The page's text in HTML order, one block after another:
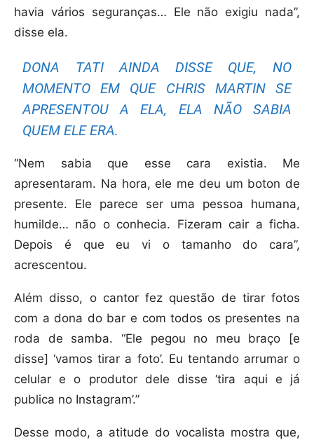
havia vários seguranças… Ele não exigiu nada”,
disse ela.
DONA TATI AINDA DISSE QUE, NO
MOMENTO EM QUE CHRIS MARTIN SE
APRESENTOU A ELA, ELA NÃO SABIA
QUEM ELE ERA.
“Nem sabia que esse cara existia. Me
apresentaram. Na hora, ele me deu um boton de
presente. Ele parece ser uma pessoa humana,
humilde… não o conhecia. Fizeram cair a ficha.
Depois é que eu vi o tamanho do cara”,
acrescentou.
Além disso, o cantor fez questão de tirar fotos
com a dona do bar e com todos os presentes na
roda de samba. “Ele pegou no meu braço [e
disse] ‘vamos tirar a foto’. Eu tentando arrumar o
celular e o produtor dele disse ‘tira aqui e já
publica no Instagram’.”
Desse modo, a atitude do vocalista mostra que,